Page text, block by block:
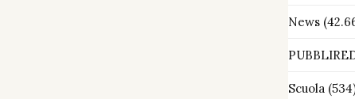
News
Scuola